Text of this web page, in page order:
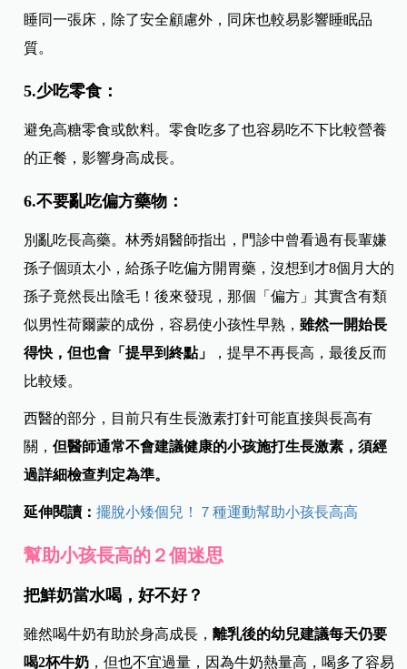
睡同一張床，除了安全顧慮外，同床也較易影響睡眠品
質。
5.少吃零食：
避免高糖零食或飲料。零食吃多了也容易吃不下比較營養
的正餐，影響身高成長。
6.不要亂吃偏方藥物：
別亂吃長高藥。林秀娟醫師指出，門診中曾看過有長輩嫌
孫子個頭太小，給孫子吃偏方開胃藥，沒想到才8個月大的
孫子竟然長出陰毛！後來發現，那個「偏方」其實含有類
似男性荷爾蒙的成份，容易使小孩性早熟，雖然一開始長
得快，但也會「提早到終點」
，提早不再長高，最後反而
比較矮。
西醫的部分，目前只有生長激素打針可能直接與長高有
關，但醫師通常不會建議健康的小孩施打生長激素，須經
過詳細檢查判定為準。
延伸閱讀：擺脫小矮個兒！７種運動幫助小孩長高高
幫助小孩長高的２個迷思
把鮮奶當水喝，好不好？
雖然喝牛奶有助於身高成長，離乳後的幼兒建議每天仍要
喝2杯牛奶 ，但也不宜過量，因為牛奶熱量高，喝多了容易